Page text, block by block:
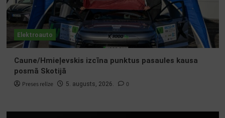
Elektroauto
Caune/Hmieļevskis izcīna punktus pasaules kausa
posmā Skotijā
Preses relīze 5. augusts, 2026. 0